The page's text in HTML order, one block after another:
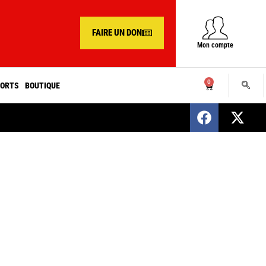
FAIRE UN DON
Mon compte
BOUTIQUE 0
SENEGAL : Nomination d’un nouveau